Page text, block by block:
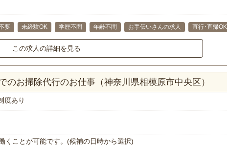
要 未経験OK 学歴不問 年齢不問 お手伝いさんの求人 直行･直帰OK
この求人の詳細を見る
お掃除代行のお仕事（神奈川県相模原市中央区）
度あり
くことが可能です。(候補の日時から選択)